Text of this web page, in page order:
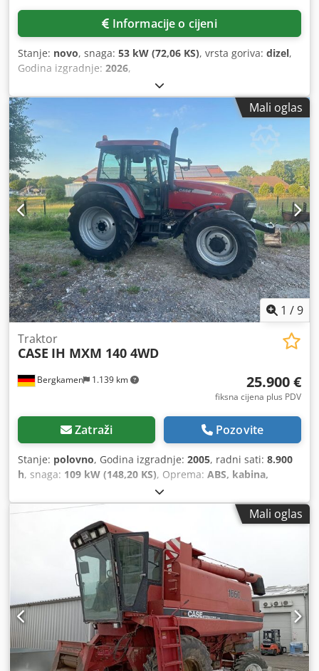
Informacije o cijeni
Stanje: novo, snaga: 53 kW (72,06 KS), vrsta goriva: dizel,
Godina izgradnje: 2026,
Mali oglas
1 /9
Bergkamen 1.139 km
Traktor
CASE IH MXM 140 4WD
25.900 €
fiksna cijena plus PDV
Zatraži Pozovite
Stanje: polovno, Godina izgradnje: 2005, radni sati: 8.900
h, snaga: 109 kW (148,20 KS), Oprema: ABS, kabina,
klima-uređaj, pogon na sve točkove
Mali oglas